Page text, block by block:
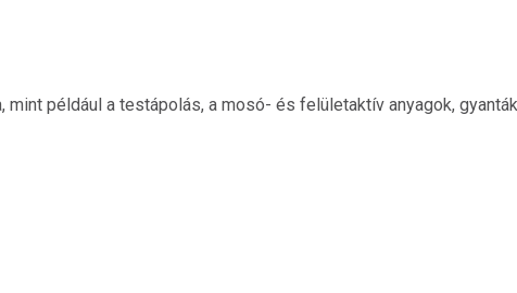
például a testápolás, a mosó- és felületaktív anyagok,